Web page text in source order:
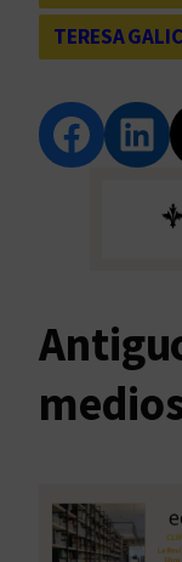
TERESA
Compartir en Facebook Compartir en LinkedIn